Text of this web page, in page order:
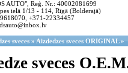
AUTO", Reģ. Nr.: 40002081699
ielā 1/13 - 114, Rīgā (Bolderajā)
+371-22334457
sveces » Aizdedzes sveces ORIGINAL»
sveces